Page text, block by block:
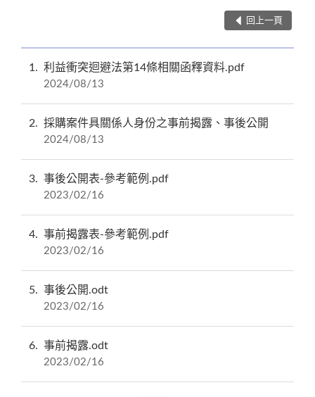
回上一頁
1 利益衝突迴避法第14條相關函釋資料.pdf
2024/08/13
2 採購案件具關係人身份之事前揭露、事後公開
2024/08/13
3 事後公開表-參考範例.pdf
2023/02/16
4 事前揭露表-參考範例.pdf
2023/02/16
5 事後公開.odt
2023/02/16
6 事前揭露.odt
2023/02/16